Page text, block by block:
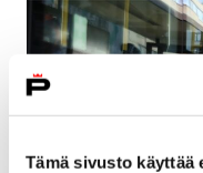
Tämä sivusto käyttää